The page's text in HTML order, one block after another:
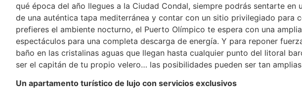
qué época del año llegues a la Ciudad Condal, siempre podrás sentarte en
de una auténtica tapa mediterránea y contar con un sitio privilegiado para
prefieres el ambiente nocturno, el Puerto Olímpico te espera con una
espectáculos para una completa descarga de energía. Y para reponer
baño en las cristalinas aguas que llegan hasta cualquier punto del litoral
ser el capitán de tu propio velero… las posibilidades pueden ser tan
Un apartamento turístico de lujo con servicios exclusivos